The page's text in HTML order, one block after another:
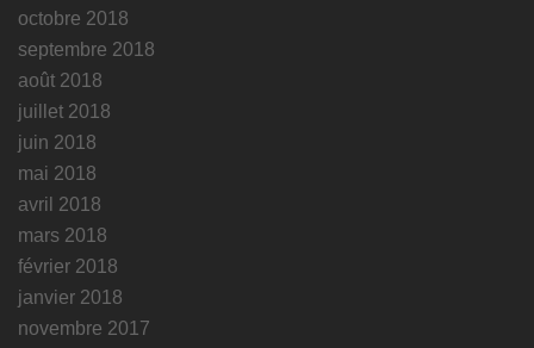
octobre 2018
septembre 2018
août 2018
juillet 2018
juin 2018
mai 2018
avril 2018
mars 2018
février 2018
janvier 2018
novembre 2017